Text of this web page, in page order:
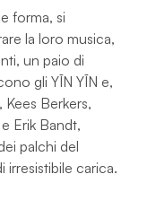
forma, si
la loro musica,
un paio di
gli YĪN YĪN e,
Berkers,
Erik Bandt,
palchi del
carica.